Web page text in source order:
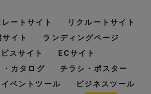
ートサイト
リクルートサイト
イト
ランディングページ
スサイト
ECサイト
・カタログ
チラシ・ポスター
イベントツール
ビジネスツール